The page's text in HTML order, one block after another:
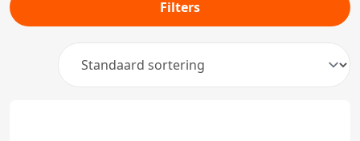
Filters